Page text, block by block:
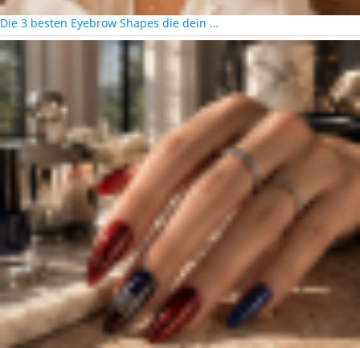
Die 3 besten Eyebrow Shapes die dein …